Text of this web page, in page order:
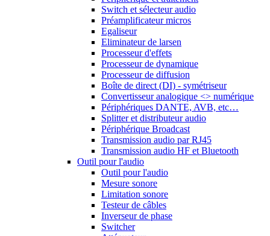
Switch et sélecteur audio
Préamplificateur micros
Egaliseur
Eliminateur de larsen
Processeur d'effets
Processeur de dynamique
Processeur de diffusion
Boîte de direct (DI) - symétriseur
Convertisseur analogique <> numérique
Périphériques DANTE, AVB, etc…
Splitter et distributeur audio
Périphérique Broadcast
Transmission audio par RJ45
Transmission audio HF et Bluetooth
Outil pour l'audio
Outil pour l'audio
Mesure sonore
Limitation sonore
Testeur de câbles
Inverseur de phase
Switcher